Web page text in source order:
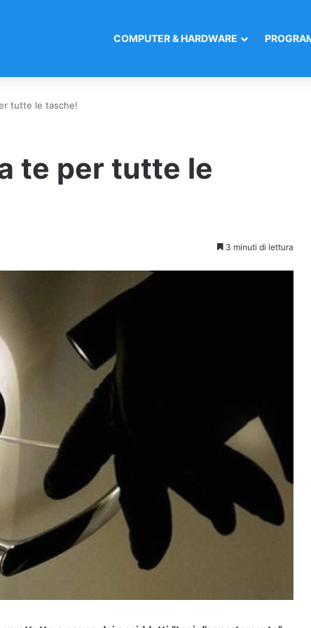
COMPUTER & HARDWARE
tutte le tasche!
te per tutte le
3 minuti di lettura